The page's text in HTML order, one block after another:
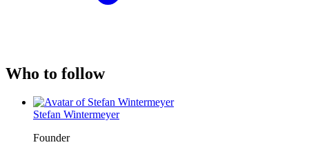
Who to follow
Stefan Wintermeyer
Founder